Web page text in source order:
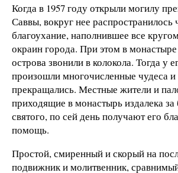
Когда в 1957 году открыли могилу
Саввы, вокруг нее распространилось
благоухание, наполнившее все
окраин города. При этом в
острова звонили в колокола. Тогда у
произошли многочисленные чудеса и
прекращались. Местные жители и
приходящие в монастырь издалека за
святого, по сей день получают его
помощь.
Простой, смиренный и скорый на
подвижник и молитвенник,